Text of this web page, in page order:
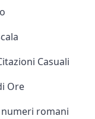
Casuali
Ore
romani